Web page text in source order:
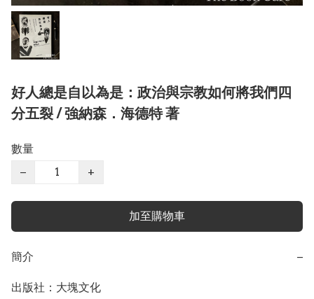
好人總是自以為是：政治與宗教如何將我們四
分五裂 / 強納森．海德特 著
數量
−
+
加至購物車
簡介 −
出版社：大塊文化